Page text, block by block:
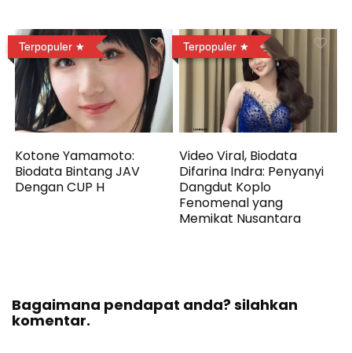
Terpopuler
Kotone Yamamoto:
Biodata Bintang JAV
Dengan CUP H
Terpopuler
Video Viral, Biodata
Difarina Indra: Penyanyi
Dangdut Koplo
Fenomenal yang
Memikat Nusantara
Bagaimana pendapat anda? silahkan
komentar.